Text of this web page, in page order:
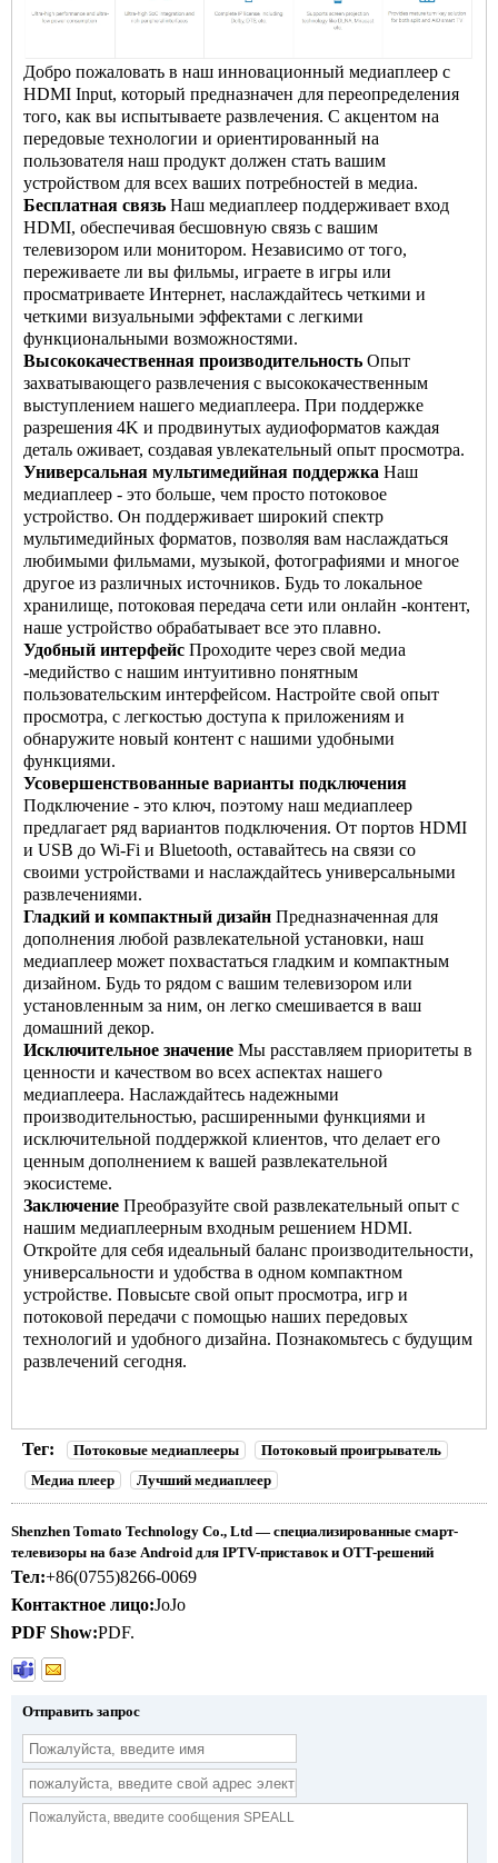
Добро пожаловать в наш инновационный медиаплеер с
HDMI Input, который предназначен для переопределения
того, как вы испытываете развлечения. С акцентом на
передовые технологии и ориентированный на
пользователя наш продукт должен стать вашим
устройством для всех ваших потребностей в медиа.
Бесплатная связь Наш медиаплеер поддерживает вход
HDMI, обеспечивая бесшовную связь с вашим
телевизором или монитором. Независимо от того,
переживаете ли вы фильмы, играете в игры или
просматриваете Интернет, наслаждайтесь четкими и
четкими визуальными эффектами с легкими
функциональными возможностями.
Высококачественная производительность Опыт
захватывающего развлечения с высококачественным
выступлением нашего медиаплеера. При поддержке
разрешения 4K и продвинутых аудиоформатов каждая
деталь оживает, создавая увлекательный опыт просмотра.
Универсальная мультимедийная поддержка Наш
медиаплеер - это больше, чем просто потоковое
устройство. Он поддерживает широкий спектр
мультимедийных форматов, позволяя вам наслаждаться
любимыми фильмами, музыкой, фотографиями и многое
другое из различных источников. Будь то локальное
хранилище, потоковая передача сети или онлайн -контент,
наше устройство обрабатывает все это плавно.
Удобный интерфейс Проходите через свой медиа
-медийство с нашим интуитивно понятным
пользовательским интерфейсом. Настройте свой опыт
просмотра, с легкостью доступа к приложениям и
обнаружите новый контент с нашими удобными
функциями.
Усовершенствованные варианты подключения
Подключение - это ключ, поэтому наш медиаплеер
предлагает ряд вариантов подключения. От портов HDMI
и USB до Wi-Fi и Bluetooth, оставайтесь на связи со
своими устройствами и наслаждайтесь универсальными
развлечениями.
Гладкий и компактный дизайн Предназначенная для
дополнения любой развлекательной установки, наш
медиаплеер может похвастаться гладким и компактным
дизайном. Будь то рядом с вашим телевизором или
установленным за ним, он легко смешивается в ваш
домашний декор.
Исключительное значение Мы расставляем приоритеты в
ценности и качеством во всех аспектах нашего
медиаплеера. Наслаждайтесь надежными
производительностью, расширенными функциями и
исключительной поддержкой клиентов, что делает его
ценным дополнением к вашей развлекательной
экосистеме.
Заключение Преобразуйте свой развлекательный опыт с
нашим медиаплеерным входным решением HDMI.
Откройте для себя идеальный баланс производительности,
универсальности и удобства в одном компактном
устройстве. Повысьте свой опыт просмотра, игр и
потоковой передачи с помощью наших передовых
технологий и удобного дизайна. Познакомьтесь с будущим
развлечений сегодня.
Тег: Потоковые медиаплееры
Потоковый проигрыватель
Медиа плеер
Лучший медиаплеер
Shenzhen Tomato Technology Co., Ltd — специализированные смарт-
телевизоры на базе Android для IPTV-приставок и OTT-решений
Тел:+86(0755)8266-0069
Контактное лицо:JoJo
PDF Show:PDF.
Отправить запрос